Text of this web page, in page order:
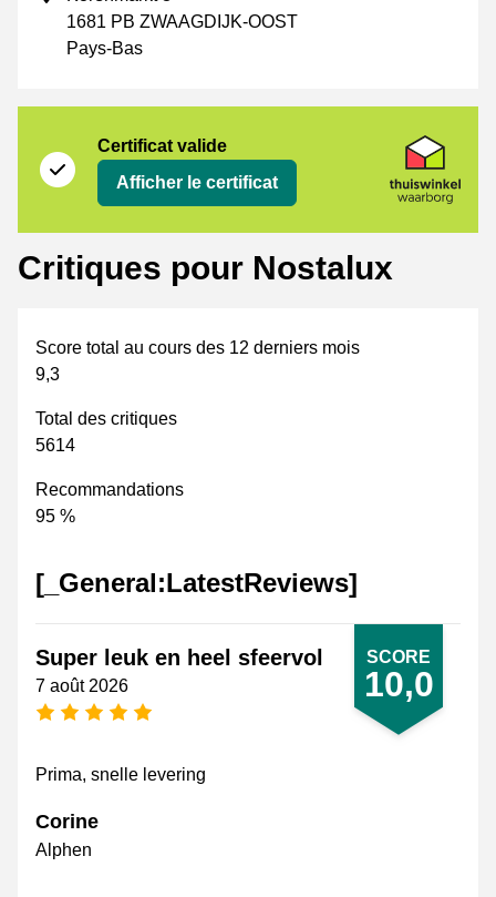
1681 PB ZWAAGDIJK-OOST
Pays-Bas
Certificat valide
Afficher le certificat
Critiques pour Nostalux
Score total au cours des 12 derniers mois
9,3
Total des critiques
5614
Recommandations
95 %
[_General:LatestReviews]
SCORE
10,0
Super leuk en heel sfeervol
7 août 2026
[_General:NumberOfStarsPluralFormat]
Prima, snelle levering
Corine
Alphen